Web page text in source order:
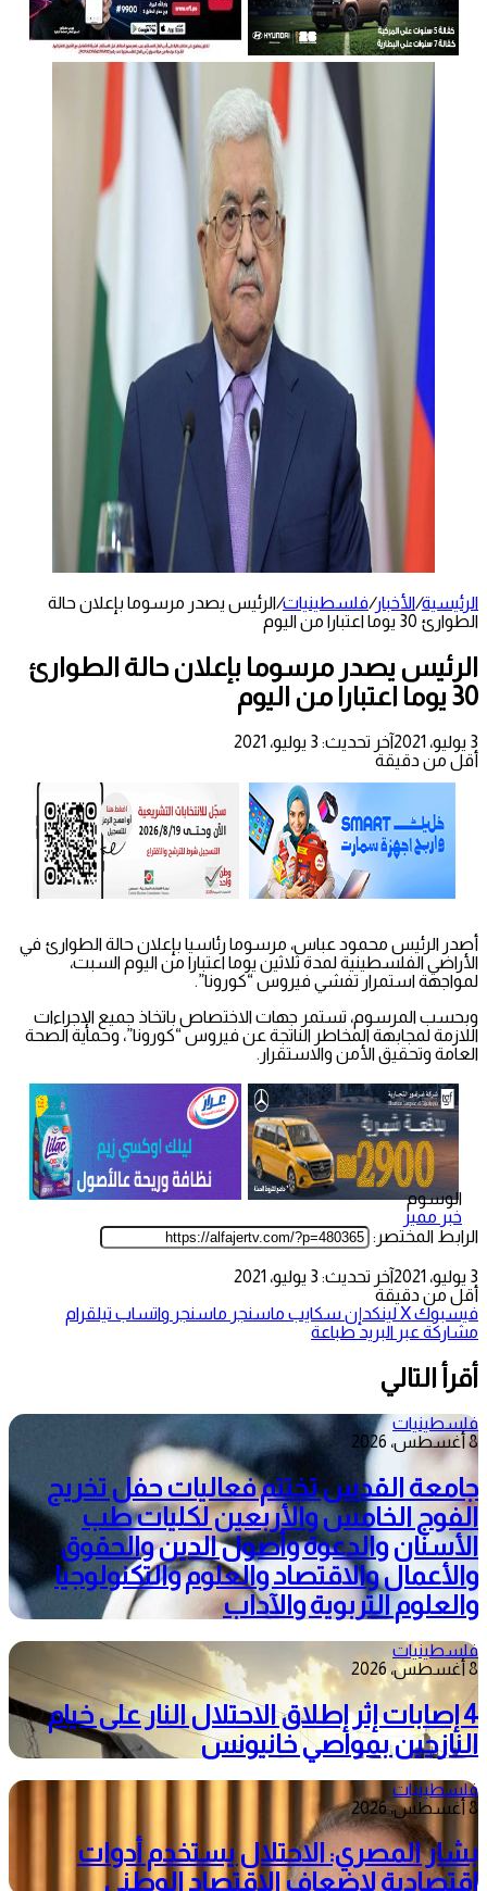
الرئيسية/الأخبار/فلسطينيات/الرئيس يصدر مرسوما بإعلان حالة
الطوارئ 30 يوما اعتبارا من اليوم
الرئيس يصدر مرسوما بإعلان حالة الطوارئ
30 يوما اعتبارا من اليوم
3 يوليو، 2021
آخر تحديث: 3 يوليو، 2021
أقل من دقيقة
أصدر الرئيس محمود عباس، مرسوما رئاسيا بإعلان حالة الطوارئ في
الأراضي الفلسطينية لمدة ثلاثين يوما اعتبارا من اليوم السبت،
لمواجهة استمرار تفشي فيروس “كورونا”.
وبحسب المرسوم، تستمر جهات الاختصاص باتخاذ جميع الإجراءات
اللازمة لمجابهة المخاطر الناتجة عن فيروس “كورونا”، وحماية الصحة
العامة وتحقيق الأمن والاستقرار.
الوسوم
خبر مميز
الرابط المختصر:
3 يوليو، 2021
آخر تحديث: 3 يوليو، 2021
أقل من دقيقة
فيسبوك‫Xلينكدإن سكايب ماسنجر ماسنجر واتساب تيلقرام
مشاركة عبر البريد طباعة
أقرأ التالي
فلسطينيات
8 أغسطس، 2026
جامعة القدس تختتم فعاليات حفل تخريج
الفوج الخامس والأربعين لكليات طب
الأسنان والدعوة وأصول الدين والحقوق
والأعمال والاقتصاد والعلوم والتكنولوجيا
والعلوم التربوية والآداب
فلسطينيات
8 أغسطس، 2026
4 إصابات إثر إطلاق الاحتلال النار على خيام
النازحين بمواصي خانيونس
فلسطينيات
8 أغسطس، 2026
بشار المصري: الاحتلال يستخدم أدوات
اقتصادية لإضعاف الاقتصاد الوطني